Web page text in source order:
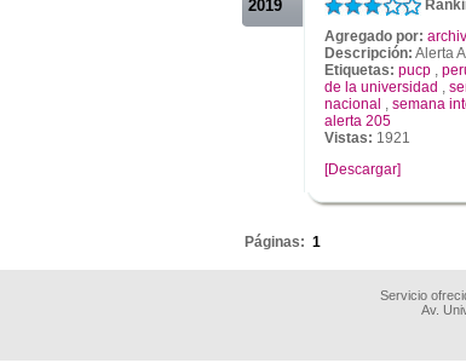
2019
Agregado por:
Descripción: Alerta
Etiquetas: pucp ,
de la universidad ,
nacional , semana
alerta 205
Vistas: 1921
[Descargar]
Páginas: 1
Servicio
Av.